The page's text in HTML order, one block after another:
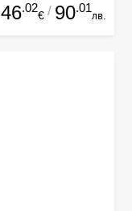
46.02
€ / 90.01
лв.